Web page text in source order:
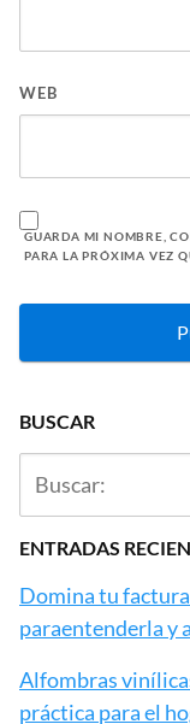
WEB
GUARDA MI NOMBRE,
PARA LA PRÓXIMA VEZ
BUSCAR
ENTRADAS
Domina tu
paraentenderla y
Alfombras
práctica para el